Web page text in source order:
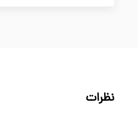
نظرات